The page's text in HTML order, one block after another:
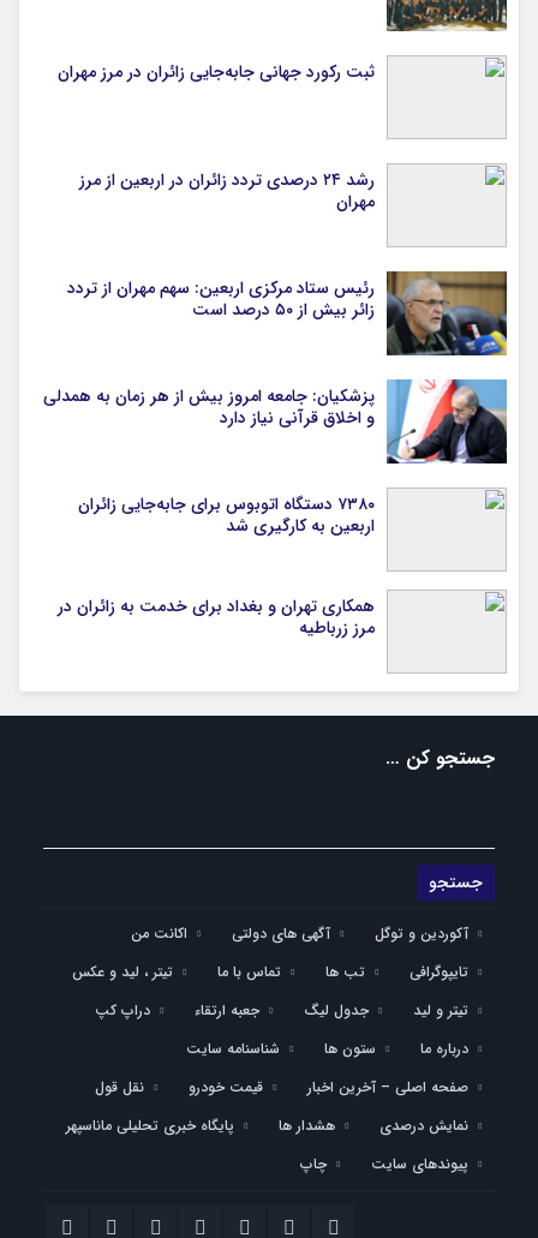
ثبت رکورد جهانی جابه‌جایی زائران در مرز مهران
رشد ۲۴ درصدی تردد زائران در اربعین از مرز
مهران
رئیس ستاد مرکزی اربعین: سهم مهران از تردد
زائر بیش از ۵۰ درصد است
پزشکیان: جامعه امروز بیش از هر زمان به همدلی
و اخلاق قرآنی نیاز دارد
۷۳۸۰ دستگاه اتوبوس برای جابه‌جایی زائران
اربعین به‌ کارگیری شد
همکاری تهران و بغداد برای خدمت به زائران در
مرز زرباطیه
جستجو کن …
آکوردین و توگل آگهی های دولتی
اکانت من
تایپوگرافی
تب ها تماس با ما
تیتر ، لید و عکس
تیتر و لید
جدول لیگ جعبه ارتقاء
دراپ کپ
درباره ما
ستون ها
شناسنامه سایت
صفحه اصلی – آخرین اخبار
قیمت خودرو
نقل قول
نمایش درصدی
هشدار ها
پایگاه خبری تحلیلی ماناسپهر
پیوندهای سایت
چاپ